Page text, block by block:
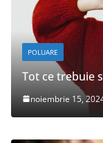
POLUARE
Tot ce trebuie
noiembrie 15,